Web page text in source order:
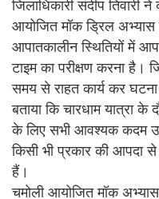
जिलाधिकारी संदीप तिवारी
आयोजित मॉक ड्रिल
आपातकालीन स्थितियों में
टाइम का परीक्षण करना है।
समय से राहत कार्य कर
बताया कि चारधाम यात्रा के
के लिए सभी आवश्यक कदम
किसी भी प्रकार की आपदा
हैं।
चमोली आयोजित मॉक